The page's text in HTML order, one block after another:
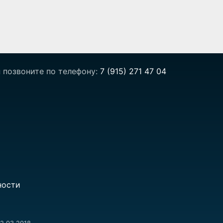
по телефону: 7 (915) 271 47 04